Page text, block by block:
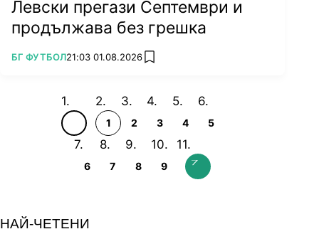
Левски прегази Септември и
продължава без грешка
ПОВЕЧЕ ОТ
БГ ФУТБОЛ21:03 01.08.2026 add favorites
1 2 3 4 5
6 7 8 9
НАЙ-ЧЕТЕНИ